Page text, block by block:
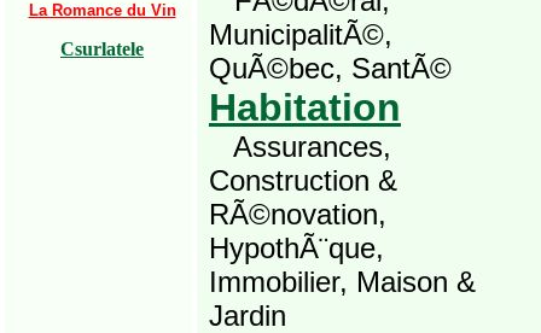
La Romance du Vin
Csurlatele
MunicipalitÃ©,
QuÃ©bec, SantÃ©
Habitation
Assurances,
Construction &
RÃ©novation,
HypothÃ¨que,
Immobilier, Maison &
Jardin